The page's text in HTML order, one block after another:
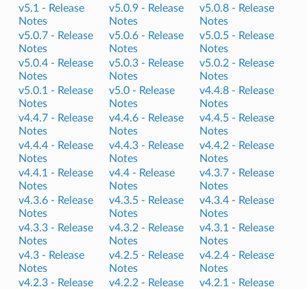
v5.1 - Release
Notes
v5.0.9 - Release
Notes
v5.0.8 - Release
Notes
v5.0.7 - Release
Notes
v5.0.6 - Release
Notes
v5.0.5 - Release
Notes
v5.0.4 - Release
Notes
v5.0.3 - Release
Notes
v5.0.2 - Release
Notes
v5.0.1 - Release
Notes
v5.0 - Release
Notes
v4.4.8 - Release
Notes
v4.4.7 - Release
Notes
v4.4.6 - Release
Notes
v4.4.5 - Release
Notes
v4.4.4 - Release
Notes
v4.4.3 - Release
Notes
v4.4.2 - Release
Notes
v4.4.1 - Release
Notes
v4.4 - Release
Notes
v4.3.7 - Release
Notes
v4.3.6 - Release
Notes
v4.3.5 - Release
Notes
v4.3.4 - Release
Notes
v4.3.3 - Release
Notes
v4.3.2 - Release
Notes
v4.3.1 - Release
Notes
v4.3 - Release
Notes
v4.2.5 - Release
Notes
v4.2.4 - Release
Notes
v4.2.3 - Release
v4.2.2 - Release
v4.2.1 - Release